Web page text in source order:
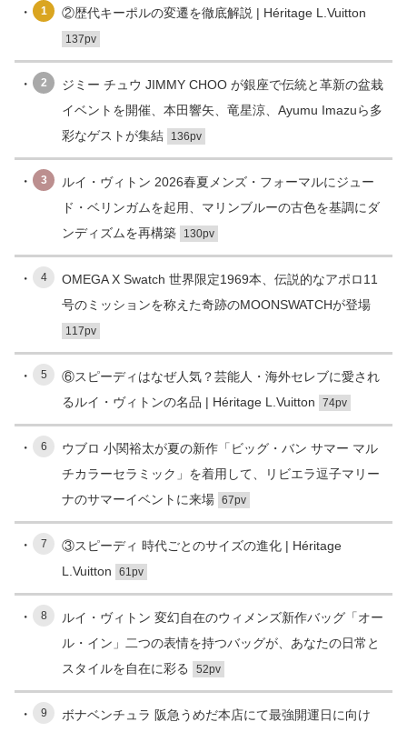
1 ②歴代キーポルの変遷を徹底解説 | Héritage L.Vuitton
137pv
2
ジミー チュウ JIMMY CHOO が銀座で伝統と革新の盆栽
イベントを開催、本田響矢、竜星涼、Ayumu Imazuら多
彩なゲストが集結
136pv
3
ルイ・ヴィトン 2026春夏メンズ・フォーマルにジュー
ド・ベリンガムを起用、マリンブルーの古色を基調にダ
ンディズムを再構築
130pv
4
OMEGA X Swatch 世界限定1969本、伝説的なアポロ11
号のミッションを称えた奇跡のMOONSWATCHが登場
117pv
5
⑥スピーディはなぜ人気？芸能人・海外セレブに愛され
るルイ・ヴィトンの名品 | Héritage L.Vuitton
74pv
6
ウブロ 小関裕太が夏の新作「ビッグ・バン サマー マル
チカラーセラミック」を着用して、リビエラ逗子マリー
ナのサマーイベントに来場 67pv
7
③スピーディ 時代ごとのサイズの進化 | Héritage
L.Vuitton
61pv
8
ルイ・ヴィトン 変幻自在のウィメンズ新作バッグ「オー
ル・イン」二つの表情を持つバッグが、あなたの日常と
スタイルを自在に彩る
52pv
9
ボナベンチュラ 阪急うめだ本店にて最強開運日に向け